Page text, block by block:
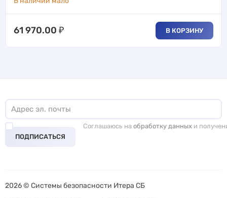
61 970.00 ₽ В КОРЗИНУ
ПОДПИСАТЬСЯ
Соглашаюсь на обработку данных и
2026 © Системы безопасности Итера СБ